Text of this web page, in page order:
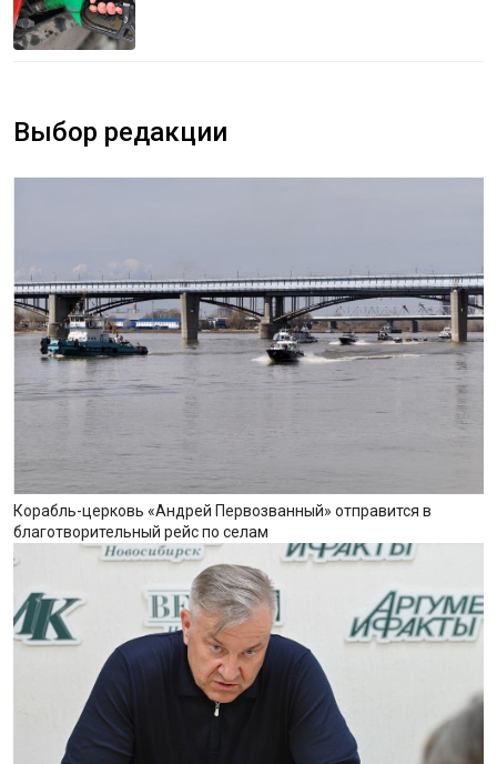
Выбор редакции
Корабль-церковь «Андрей Первозванный» отправится в
благотворительный рейс по селам